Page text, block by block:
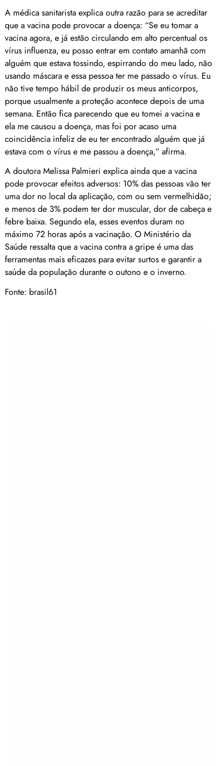
A médica sanitarista explica outra razão para se acreditar
que a vacina pode provocar a doença: “Se eu tomar a
vacina agora, e já estão circulando em alto percentual os
vírus influenza, eu posso entrar em contato amanhã com
alguém que estava tossindo, espirrando do meu lado, não
usando máscara e essa pessoa ter me passado o vírus. Eu
não tive tempo hábil de produzir os meus anticorpos,
porque usualmente a proteção acontece depois de uma
semana. Então fica parecendo que eu tomei a vacina e
ela me causou a doença, mas foi por acaso uma
coincidência infeliz de eu ter encontrado alguém que já
estava com o vírus e me passou a doença,” afirma.
A doutora Melissa Palmieri explica ainda que a vacina
pode provocar efeitos adversos: 10% das pessoas vão ter
uma dor no local da aplicação, com ou sem vermelhidão;
e menos de 3% podem ter dor muscular, dor de cabeça e
febre baixa. Segundo ela, esses eventos duram no
máximo 72 horas após a vacinação. O Ministério da
Saúde ressalta que a vacina contra a gripe é uma das
ferramentas mais eficazes para evitar surtos e garantir a
saúde da população durante o outono e o inverno.
Fonte: brasil61